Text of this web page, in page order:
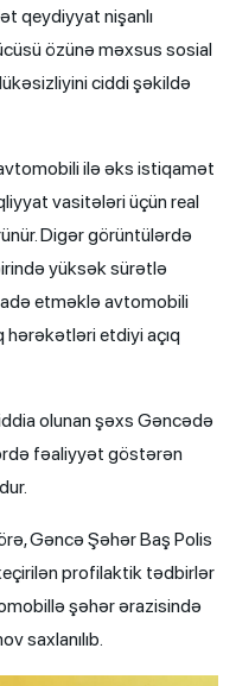
qeydiyyat nişanlı
özünə məxsus sosial
ciddi şəkildə
ilə əks istiqamət
vasitələri üçün real
Digər görüntülərdə
yüksək sürətlə
etməklə avtomobili
hərəkətləri etdiyi açıq
olunan şəxs Gəncədə
fəaliyyət göstərən
Gəncə Şəhər Baş Polis
profilaktik tədbirlər
şəhər ərazisində
saxlanılıb.